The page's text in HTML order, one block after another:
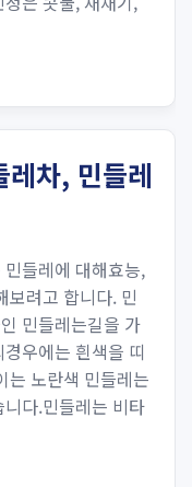
레차, 민들레
들레에 대해효능,
보려고 합니다. 민
민들레는길을 가
우에는 흰색을 띠
는 노란색 민들레는
다.민들레는 비타